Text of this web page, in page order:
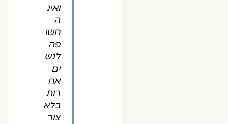
ואינ
ה
חשו
פה
לנש
ים
אח
רות
בלא
צור